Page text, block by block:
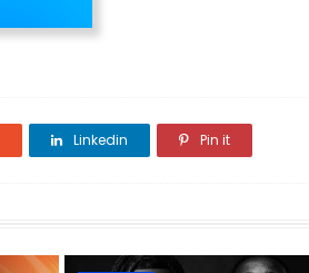
Linkedin Pin it